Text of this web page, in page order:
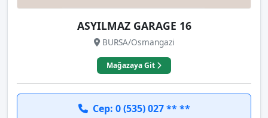
ASYILMAZ GARAGE 16
BURSA/Osmangazi
Mağazaya Git
Cep: 0 (535) 027 ** **